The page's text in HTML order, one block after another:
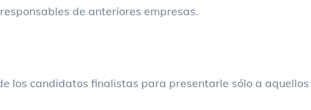
de anteriores empresas.
los candidatos finalistas para presentarle sólo a